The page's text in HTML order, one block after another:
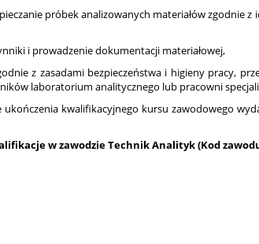
próbek analizowanych materiałów zgodnie z
i prowadzenie dokumentacji materiałowej,
z zasadami bezpieczeństwa i higieny pracy,
laboratorium analitycznego lub pracowni
kwalifikacyjnego kursu zawodowego
w zawodzieTechnik Analityk (Kod